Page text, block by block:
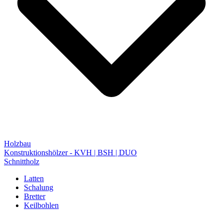
Holzbau
Konstruktionshölzer - KVH | BSH | DUO
Schnittholz
Latten
Schalung
Bretter
Keilbohlen